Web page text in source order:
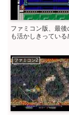
ファミコン版、最
も活かしきっている
ファミコン2